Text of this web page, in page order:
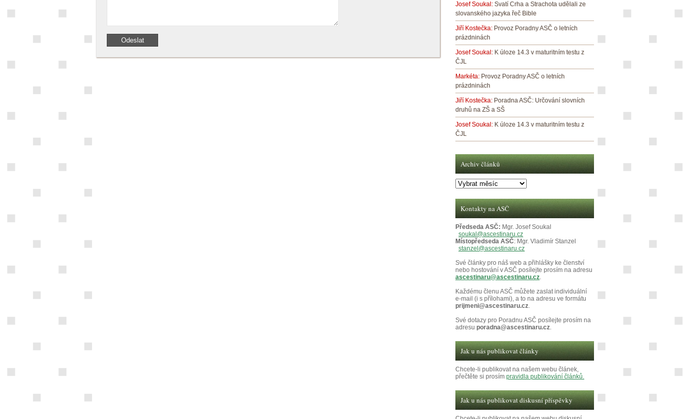
Josef Soukal: Svatí Crha a Strachota udělali ze
slovanského jazyka řeč Bible
Jiří Kostečka: Provoz Poradny ASČ o letních
prázdninách
Josef Soukal: K úloze 14.3 v maturitním testu z
ČJL
Markéta: Provoz Poradny ASČ o letních
prázdninách
Jiří Kostečka: Poradna ASČ: Určování slovních
druhů na ZŠ a SŠ
Josef Soukal: K úloze 14.3 v maturitním testu z
ČJL
Archiv článků
Archiv
článků
Kontakty na ASČ
Předseda ASČ: Mgr. Josef Soukal
soukal@ascestinaru.cz
Místopředseda ASČ: Mgr. Vladimír Stanzel
stanzel@ascestinaru.cz
Své články pro náš web a přihlášky ke členství
nebo hostování v ASČ posílejte prosím na adresu
ascestinaru@ascestinaru.cz.
Každému členu ASČ můžete zaslat individuální
e-mail (i s přílohami), a to na adresu ve formátu
prijmeni@ascestinaru.cz.
Své dotazy pro Poradnu ASČ posílejte prosím na
adresu poradna@ascestinaru.cz.
Jak u nás publikovat články
Chcete-li publikovat na našem webu článek,
přečtěte si prosím pravidla publikování článků.
Jak u nás publikovat diskusní příspěvky